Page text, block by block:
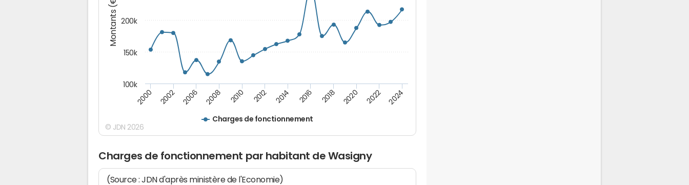
Montants (€)
Charges de fonctionnement
2000 2002 2006 2008 2010 2012 2014 2016 2018 2020 2022 2024
100k
150k
200k
© JDN 2026
Charges de fonctionnement par habitant de Wasigny
(Source : JDN d'après ministère de l'Economie)